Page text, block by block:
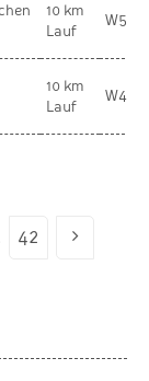
10 km
Lauf
W50
10 km
Lauf
W45
42